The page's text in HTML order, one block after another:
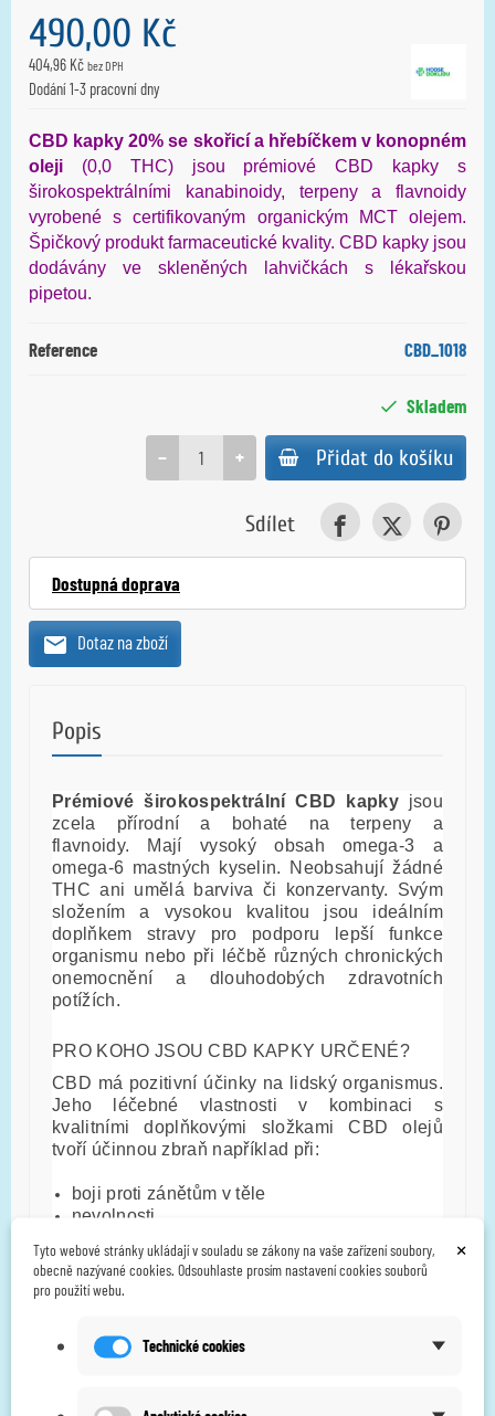
490,00 Kč
404,96 Kč bez DPH
Dodání 1-3 pracovní dny
CBD kapky 20% se skořicí a hřebíčkem v konopném
oleji (0,0 THC) jsou prémiové CBD kapky s
širokospektrálními kanabinoidy, terpeny a flavnoidy
vyrobené s certifikovaným organickým MCT olejem.
Špičkový produkt farmaceutické kvality. CBD kapky jsou
dodávány ve skleněných lahvičkách s lékařskou
pipetou.
Reference CBD_1018
Skladem
+
− Přidat do košíku
Sdílet
Dostupná doprava
Dotaz na zboží
Popis
Prémiové širokospektrální CBD kapkyjsou
zcela přírodní a bohaté na terpeny a
flavnoidy. Mají vysoký obsah omega-3 a
omega-6 mastných kyselin. Neobsahují žádné
THC ani umělá barviva či konzervanty. Svým
složením a vysokou kvalitou jsou ideálním
doplňkem stravy pro podporu lepší funkce
organismu nebo při léčbě různých chronických
onemocnění a dlouhodobých zdravotních
potížích.
PRO KOHO JSOU CBD KAPKY URČENÉ?
CBD má pozitivní účinky na lidský organismus.
Jeho léčebné vlastnosti v kombinaci s
kvalitními doplňkovými složkami CBD olejů
tvoří účinnou zbraň například při:
boji proti zánětům v těle
nevolnosti
boji proti psychóze
podpůrné léčbě depresí a úzkostí
Použití
×
Tyto webové stránky ukládají v souladu se zákony na vaše zařízení soubory,
obecně nazývané cookies. Odsouhlaste prosím nastavení cookies souborů
pro použití webu.
Technické cookies